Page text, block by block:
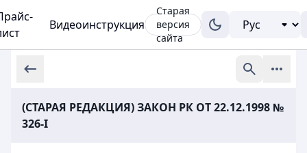
Видеоинструкция
Старая
версия
сайта
(СТАРАЯ РЕДАКЦИЯ) ЗАКОН РК ОТ 22.12.1998 №
326-I